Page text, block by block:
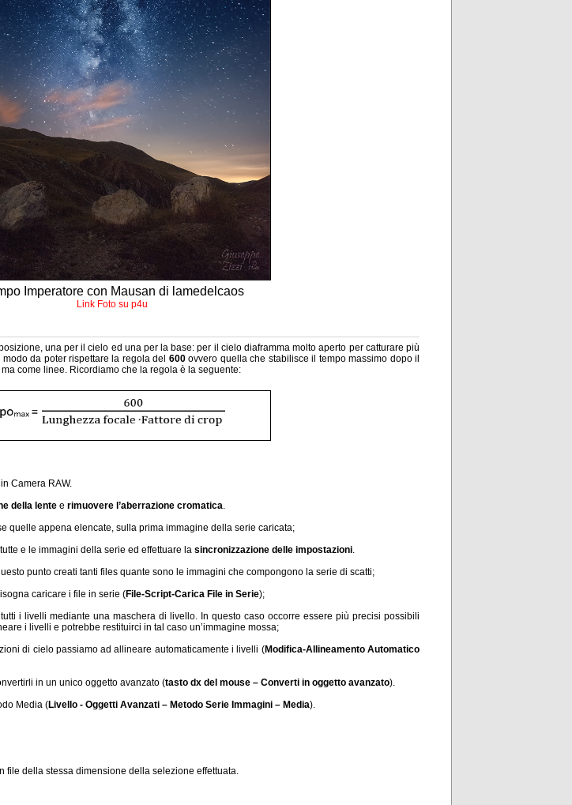
Imperatore con Mausan di lamedelcaos
Link Foto su p4u
una per il cielo ed una per la base: per il cielo diaframma molto aperto per catturare più
da poter rispettare la regola del 600ovvero quella che stabilisce il tempo massimo dopo il
come linee. Ricordiamo che la regola è la seguente:
Camera RAW.
della lente e rimuovere l’aberrazione cromatica
quelle appena elencate, sulla prima immagine della serie caricata;
e le immagini della serie ed effettuare la sincronizzazione delle impostazioni
punto creati tanti files quante sono le immagini che compongono la serie di scatti;
caricare i file in serie (File-Script-Carica File in Serie);
i livelli mediante una maschera di livello. In questo caso occorre essere più precisi possibili
i livelli e potrebbe restituirci in tal caso un’immagine mossa;
di cielo passiamo ad allineare automaticamente i livelli (Modifica-Allineamento Automatico
in un unico oggetto avanzato (tasto dx del mouse – Converti in oggetto avanzato).
Media (Livello - Oggetti Avanzati – Metodo Serie Immagini – Media).
file della stessa dimensione della selezione effettuata.